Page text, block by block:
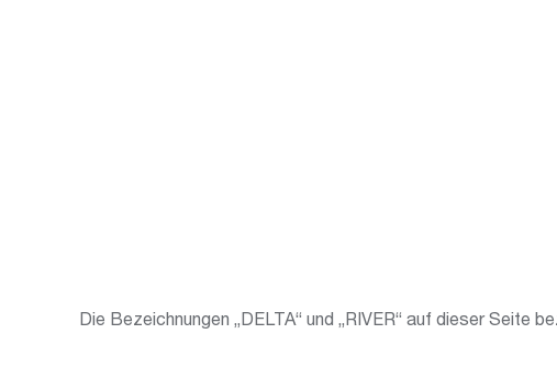
Die Bezeichnungen „DELTA“ und „RIVER“ auf dieser Seite